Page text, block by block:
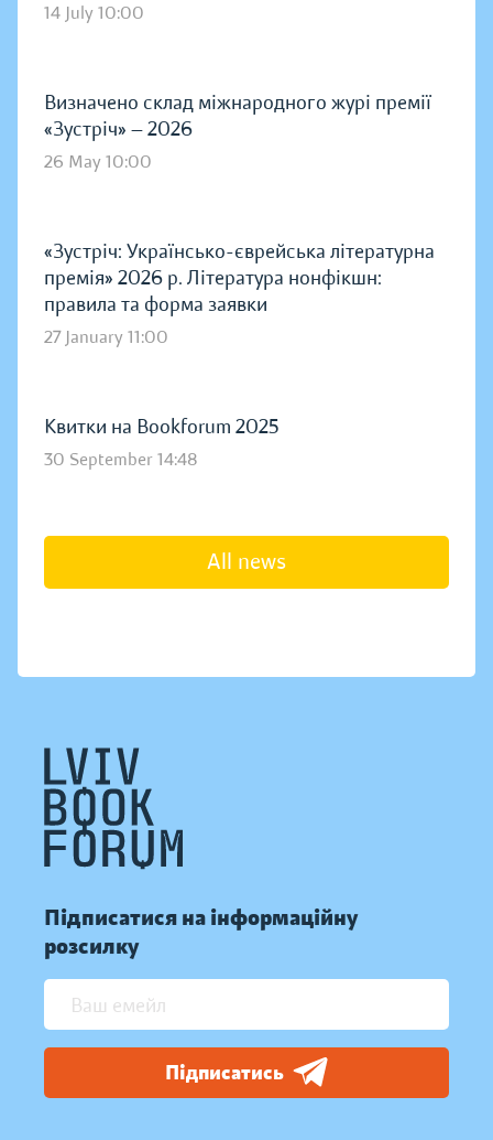
14 July 10:00
Визначено склад міжнародного журі премії
«Зустріч» — 2026
26 May 10:00
«Зустріч: Українсько-єврейська літературна
премія» 2026 р. Література нонфікшн:
правила та форма заявки
27 January 11:00
Квитки на Bookforum 2025
30 September 14:48
All news
Підписатися на інформаційну
розсилку
Підписатись